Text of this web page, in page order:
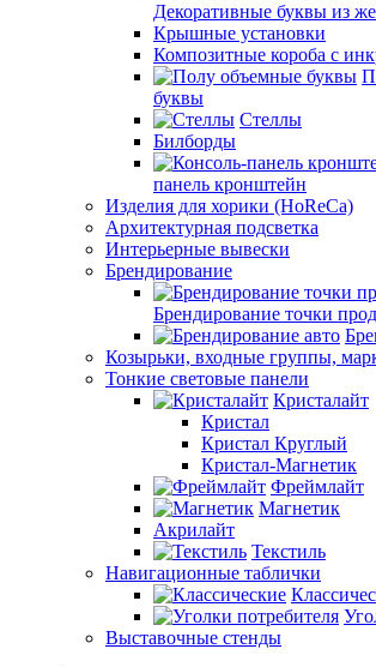
Декоративные буквы из
Крышные установки
Композитные короба с
буквы
Стеллы
Билборды
панель кронштейн
Изделия для хорики (HoReCa)
Архитектурная подсветка
Интерьерные вывески
Брендирование
Брендирование точки
Козырьки, входные группы,
Тонкие световые панели
Кристалайт
Кристал
Кристал Круглый
Кристал-Магнетик
Фреймлайт
Магнетик
Акрилайт
Текстиль
Навигационные таблички
Выставочные стенды